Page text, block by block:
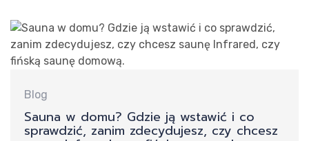
Blog
Sauna w domu? Gdzie ją wstawić i co
sprawdzić, zanim zdecydujesz, czy chcesz